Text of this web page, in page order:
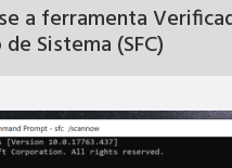
a ferramenta
Sistema (SFC)